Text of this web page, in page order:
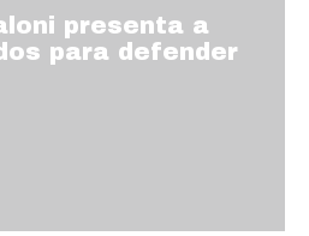
presenta a
para defender